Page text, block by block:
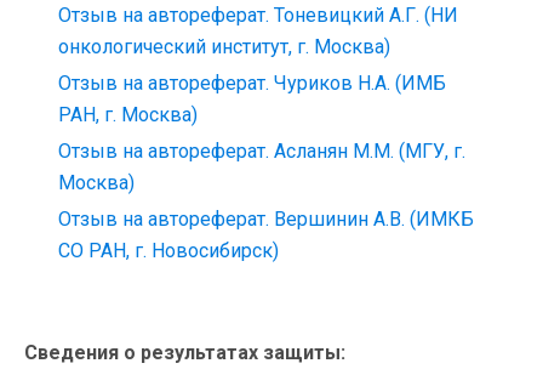
Отзыв на автореферат. Тоневицкий А.Г. (НИ
онкологический институт, г. Москва)
Отзыв на автореферат. Чуриков Н.А. (ИМБ
РАН, г. Москва)
Отзыв на автореферат. Асланян М.М. (МГУ, г.
Москва)
Отзыв на автореферат. Вершинин А.В. (ИМКБ
СО РАН, г. Новосибирск)
Сведения о результатах защиты: